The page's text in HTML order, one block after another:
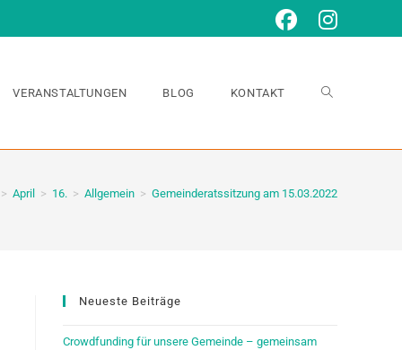
VERANSTALTUNGEN BLOG KONTAKT
> April > 16. > Allgemein > Gemeinderatssitzung am 15.03.2022
Neueste Beiträge
Crowdfunding für unsere Gemeinde – gemeinsam